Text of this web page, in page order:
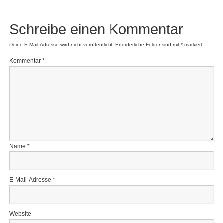
Schreibe einen Kommentar
Deine E-Mail-Adresse wird nicht veröffentlicht. Erforderliche Felder sind mit *markiert
Kommentar *
Name *
E-Mail-Adresse *
Website